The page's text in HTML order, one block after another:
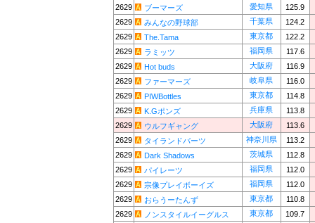
2629
ブーマーズ 愛知県
125.9
2629
みんなの野球部 千葉県
124.2
2629
The.Tama 東京都
122.2
2629
ラミッツ 福岡県
117.6
2629
Hot buds 大阪府
116.9
2629
ファーマーズ 岐阜県
116.0
2629
PIWBottles 東京都
114.8
2629
K.Gポンズ 兵庫県
113.8
2629
ウルフギャング 大阪府
113.6
2629
タイランドバーツ 神奈川県
113.2
2629
Dark Shadows 茨城県
112.8
2629
パイレーツ 福岡県
112.0
2629
宗像プレイボーイズ 福岡県
112.0
2629
おらうーたんず 東京都
110.8
2629
ノンスタイルイーグルス 東京都
109.7